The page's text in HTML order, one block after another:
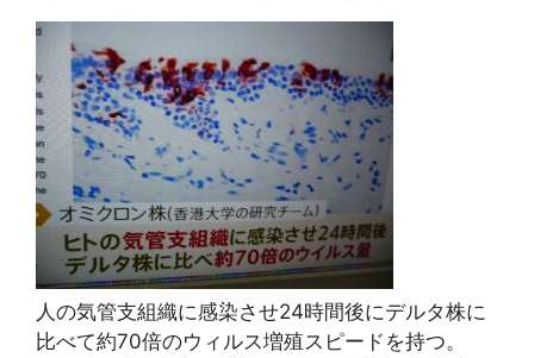
人の気管支組織に感染させ24時間後にデルタ株に
比べて約70倍のウィルス増殖スピードを持つ。